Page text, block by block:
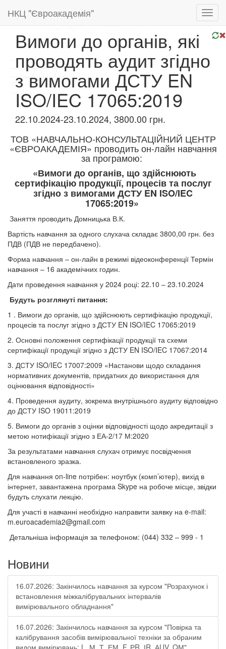
НКЦ "Євроакадемія"
Вимоги до органів, які
проводять аудит згідно
з вимогами ДСТУ EN
ISO/IEC 17065:2019
22.10.2024-23.10.2024, 3800.00 грн.
ТОВ «НАВЧАЛЬНО-КОНСУЛЬТАЦІЙНИЙ ЦЕНТР
«ЄВРОАКАДЕМІЯ» проводить он-лайн навчання
за програмою:
«Вимоги до органів, що здійснюють
сертифікацію продукції, процесів та послуг
згідно з вимогами ДСТУ EN ISO/IEC
17065:2019»
Заняття проводить Домницька В.К.
Вартість навчання за одного слухача складає 3800,00 грн. без
ПДВ (ПДВ не передбачено).
Форма навчання – он-лайн в режимі відеоконференції Термін
навчання – 16 академічних годин.
Дати проведення навчання у 2024 році: 22.10 – 23.10.2024
Будуть розглянуті питання:
1 . Вимоги до органів, що здійснюють сертифікацію продукції,
процесів та послуг згідно з ДСТУ EN ISO/IEC 17065:2019
2. Основні положення сертифікації продукції та схеми
сертифікації продукції згідно з ДСТУ EN ISO/IEC 17067:2014
3. ДСТУ ISO/IEC 17007:2009 «Настанови щодо складання
нормативних документів, придатних до використання для
оцінювання відповідності»
4. Проведення аудиту, зокрема внутрішнього аудиту відповідно
до ДСТУ ISO 19011:2019
5. Вимоги до органів з оцінки відповідності щодо акредитації з
метою нотифікації згідно з ЕА-2/17 М:2020
За результатами навчання слухач отримує посвідчення
встановленого зразка.
Для навчання on-line потрібен: ноутбук (комп’ютер), вихід в
інтернет, завантажена програма Skype на робоче місце, звідки
будуть слухати лекцію.
Для участі в навчанні необхідно направити заявку на e-mail:
m.euroacademia2@gmail.com
Детальніша інформація за телефоном: (044) 332 – 999 - 1
Новини
16.07.2026: Закінчилось навчання за курсом "Розрахунок і
встановлення міжкалібрувальних інтервалів
вимірювального обладнання"
16.07.2026: Закінчилось навчання за курсом "Повірка та
калібрування засобів вимірювальної техніки за обраним
видом вимірювань: L, М, Т, ЕМ, F, РR, ІR, АUV, QМ"